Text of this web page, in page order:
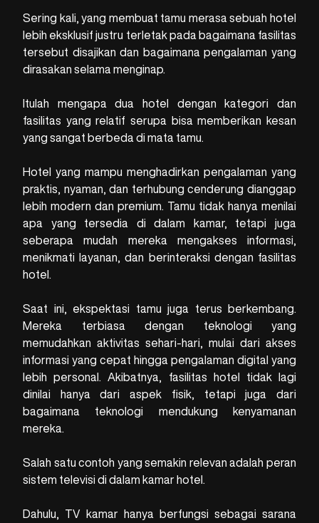
Sering kali, yang membuat tamu merasa sebuah hotel
lebih eksklusif justru terletak pada bagaimana fasilitas
tersebut disajikan dan bagaimana pengalaman yang
dirasakan selama menginap.
Itulah mengapa dua hotel dengan kategori dan
fasilitas yang relatif serupa bisa memberikan kesan
yang sangat berbeda di mata tamu.
Hotel yang mampu menghadirkan pengalaman yang
praktis, nyaman, dan terhubung cenderung dianggap
lebih modern dan premium. Tamu tidak hanya menilai
apa yang tersedia di dalam kamar, tetapi juga
seberapa mudah mereka mengakses informasi,
menikmati layanan, dan berinteraksi dengan fasilitas
hotel.
Saat ini, ekspektasi tamu juga terus berkembang.
Mereka terbiasa dengan teknologi yang
memudahkan aktivitas sehari-hari, mulai dari akses
informasi yang cepat hingga pengalaman digital yang
lebih personal. Akibatnya, fasilitas hotel tidak lagi
dinilai hanya dari aspek fisik, tetapi juga dari
bagaimana teknologi mendukung kenyamanan
mereka.
Salah satu contoh yang semakin relevan adalah peran
sistem televisi di dalam kamar hotel.
Dahulu, TV kamar hanya berfungsi sebagai sarana